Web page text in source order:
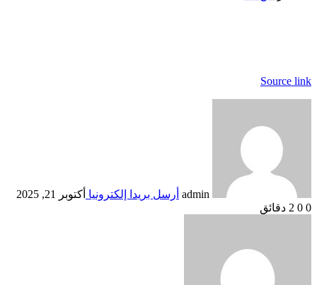
Source link
admin أرسل بريدا إلكترونيا أكتوبر 21, 2025
0
2 دقائق